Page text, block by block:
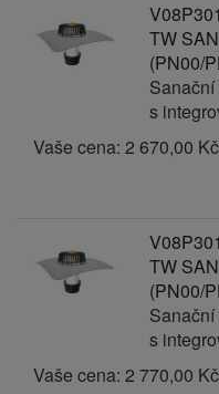
TW
(PN00/
s
Vaše cena: 2 670,00 Kč
TW
(PN00/
s
Vaše cena: 2 770,00 Kč